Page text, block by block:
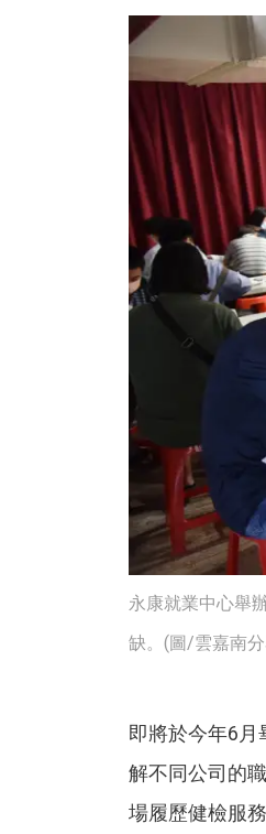
永康就業中心舉
缺。(圖/雲嘉南
即將於今年6月
解不同公司的
場履歷健檢服